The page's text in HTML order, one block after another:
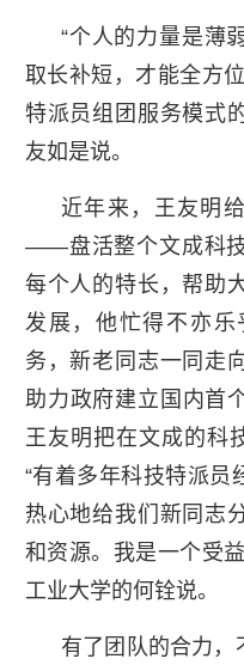
“个人的力量是薄
取长补短，才能全方
特派员组团服务模式
友如是说。
近年来，王友明
——盘活整个文成科
每个人的特长，帮助
发展，他忙得不亦乐
务，新老同志一同走
助力政府建立国内首
王友明把在文成的科
“有着多年科技特派员
热心地给我们新同志
和资源。我是一个受
工业大学的何铨说。
有了团队的合力，